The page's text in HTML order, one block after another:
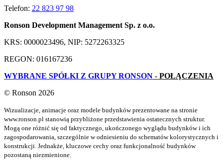
Telefon: 22 823 97 98
Ronson Development Management Sp. z o.o.
KRS: 0000023496, NIP: 5272263325
REGON: 016167236
WYBRANE SPÓŁKI Z GRUPY RONSON - POŁĄCZENIA
© Ronson 2026
Wizualizacje, animacje oraz modele budynków prezentowane na stronie
www.ronson.pl stanowią przybliżone przedstawienia ostatecznych struktur.
Mogą one różnić się od faktycznego, ukończonego wyglądu budynków i ich
zagospodarowania, szczególnie w odniesieniu do schematów kolorystycznych i
konstrukcji. Jednakże, kluczowe cechy oraz funkcjonalność budynków
pozostaną niezmienione.